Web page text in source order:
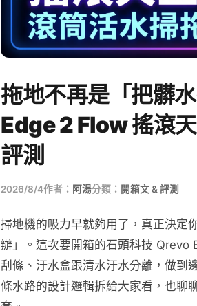
拖地不再是「把髒
Edge 2 Flow 搖滾
評測
2026/8/4作者： 阿湯分類： 開箱文 & 評測
掃地機的吸力早就夠用了，真正決定
辦」。這次要開箱的石頭科技
刮條、汙水盒跟清水汙水分離，做到
條水路的設計邏輯拆給大家看，也聊